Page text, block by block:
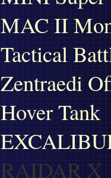
MAC II
Tactical
Zentraedi
Hover Tank
RAIDAR X